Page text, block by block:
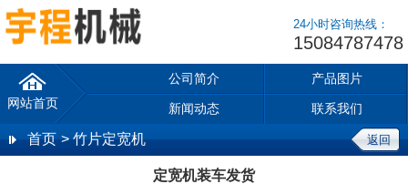
24小时咨询热线：
15084787478
网站首页
公司简介 产品图片
新闻动态 联系我们
首页 > 竹片定宽机 返回
定宽机装车发货